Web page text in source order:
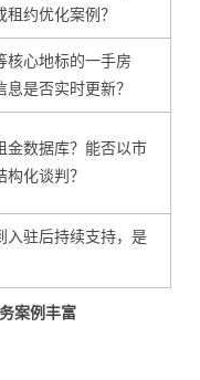
约优化案例？
核心地标的一手房
是否实时更新？
金数据库？能否以市
化谈判？
入驻后持续支持，是
案例丰富